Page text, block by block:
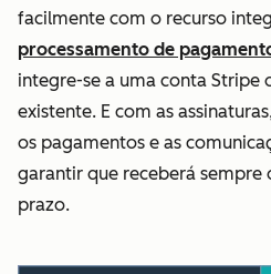
facilmente com o recurso
processamento de
integre-se a uma conta Stripe
existente. E com as
os pagamentos e as
garantir que receberá
prazo.